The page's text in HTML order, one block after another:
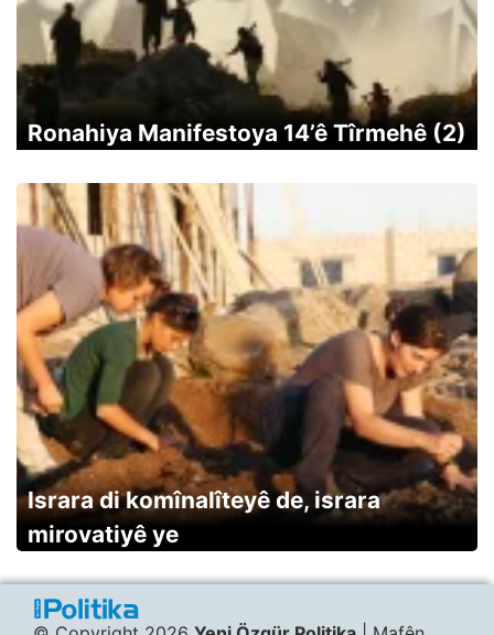
Ronahiya Manifestoya 14’ê Tîrmehê (2)
Israra di komînalîteyê de, israra
mirovatiyê ye